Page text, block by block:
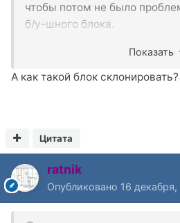
чтобы потом не было
б/у-шного блока.
точками припаивания
кусочка припоя, словом -
Показать
А как такой блок склонировать?
Цитата
ratnik
Опубликовано 16 декабря,